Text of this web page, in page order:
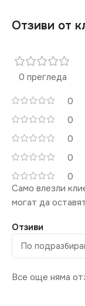
За
Отзиви от
0 прегледа
0
0
0
0
0
Отзиви
Все още няма
Само влезли
могат да